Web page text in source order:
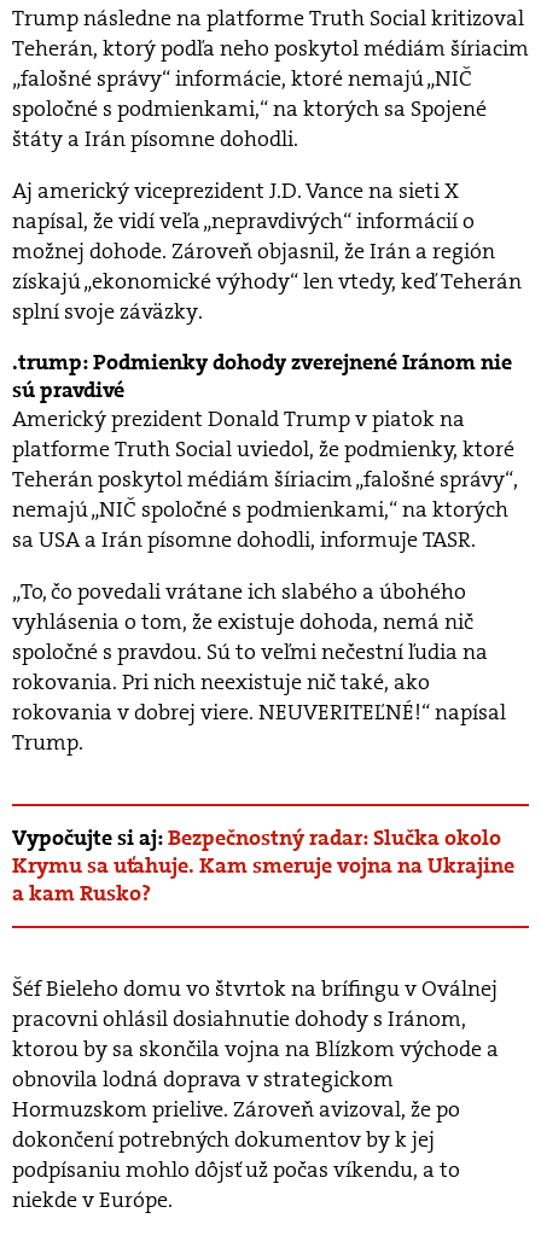
Trump následne na platforme Truth Social kritizoval
Teherán, ktorý podľa neho poskytol médiám šíriacim
„falošné správy“ informácie, ktoré nemajú „NIČ
spoločné s podmienkami,“ na ktorých sa Spojené
štáty a Irán písomne dohodli.
Aj americký viceprezident J.D. Vance na sieti X
napísal, že vidí veľa „nepravdivých“ informácií o
možnej dohode. Zároveň objasnil, že Irán a región
získajú „ekonomické výhody“ len vtedy, keď Teherán
splní svoje záväzky.
trump: Podmienky dohody zverejnené Iránom nie
sú pravdivé
Americký prezident Donald Trump v piatok na
platforme Truth Social uviedol, že podmienky, ktoré
Teherán poskytol médiám šíriacim „falošné správy“,
nemajú „NIČ spoločné s podmienkami,“ na ktorých
sa USA a Irán písomne dohodli, informuje TASR.
„To, čo povedali vrátane ich slabého a úbohého
vyhlásenia o tom, že existuje dohoda, nemá nič
spoločné s pravdou. Sú to veľmi nečestní ľudia na
rokovania. Pri nich neexistuje nič také, ako
rokovania v dobrej viere. NEUVERITEĽNÉ!“ napísal
Trump.
Vypočujte si aj:Bezpečnostný radar: Slučka okolo
Krymu sa uťahuje. Kam smeruje vojna na Ukrajine
a kam Rusko?
Šéf Bieleho domu vo štvrtok na brífingu v Oválnej
pracovni ohlásil dosiahnutie dohody s Iránom,
ktorou by sa skončila vojna na Blízkom východe a
obnovila lodná doprava v strategickom
Hormuzskom prielive. Zároveň avizoval, že po
dokončení potrebných dokumentov by k jej
podpísaniu mohlo dôjsť už počas víkendu, a to
niekde v Európe.